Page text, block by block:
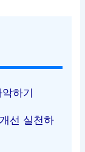
하기
선 실천하